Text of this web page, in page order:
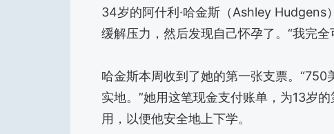
34岁的阿什利·哈金斯（Ashley Hudgens
缓解压力，然后发现自己怀孕了。“我完
哈金斯本周收到了她的第一张支票。“750
实地。”她用这笔现金支付账单，为13岁
用，以便他安全地上下学。